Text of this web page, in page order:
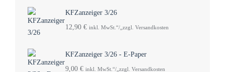
KFZanzeiger 3/26
12,90 € inkl. MwSt.“/„zzgl. Versandkosten
KFZanzeiger 3/26 - E-Paper
9,00 € inkl. MwSt.“/„zzgl. Versandkosten